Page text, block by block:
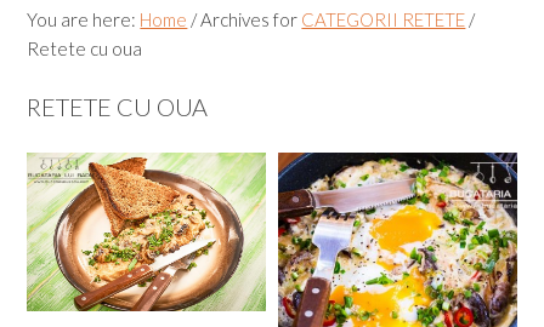
You are here: Home /Archives for CATEGORII RETETE /
Retete cu oua
RETETE CU OUA